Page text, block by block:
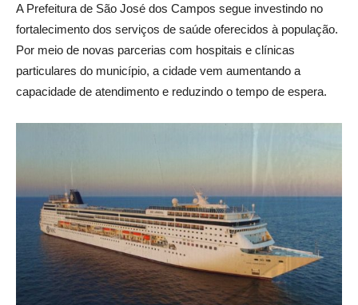
A Prefeitura de São José dos Campos segue investindo no
fortalecimento dos serviços de saúde oferecidos à população.
Por meio de novas parcerias com hospitais e clínicas
particulares do município, a cidade vem aumentando a
capacidade de atendimento e reduzindo o tempo de espera.